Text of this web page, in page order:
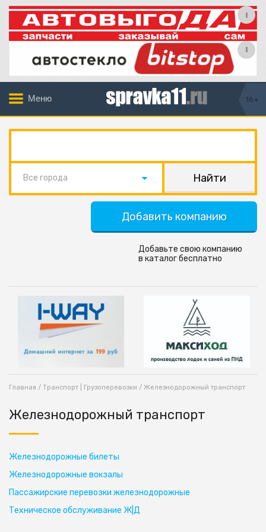
Меню 16+
Все города
Добавить компанию
Добавьте свою компанию
в каталог бесплатно
Главная / Транспорт | Грузоперевозки / Железнодорожный транспорт
Железнодорожный транспорт
Железнодорожные билеты
Железнодорожные вокзалы
Пассажирские перевозки железнодорожные
Техническое обслуживание Ж|Д